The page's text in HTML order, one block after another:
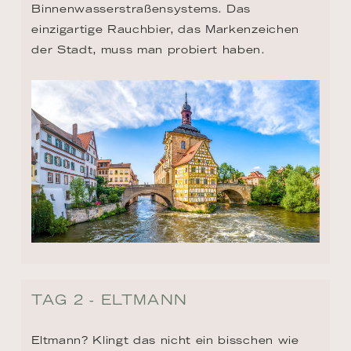
Binnenwasserstraßensystems. Das
einzigartige Rauchbier, das Markenzeichen
der Stadt, muss man probiert haben.
TAG 2 - ELTMANN
Eltmann? Klingt das nicht ein bisschen wie